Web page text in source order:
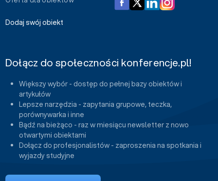
Dodaj swój obiekt
Dołącz do społeczności konferencje.pl!
Większy wybór - dostęp do pełnej bazy obiektów i
artykułów
Lepsze narzędzia - zapytania grupowe, teczka,
porównywarka i inne
Bądź na bieżąco - raz w miesiącu newsletter z nowo
otwartymi obiektami
Dołącz do profesjonalistów - zaproszenia na spotkania i
wyjazdy studyjne